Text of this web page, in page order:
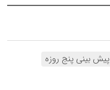
پیش بینی پنج روزه